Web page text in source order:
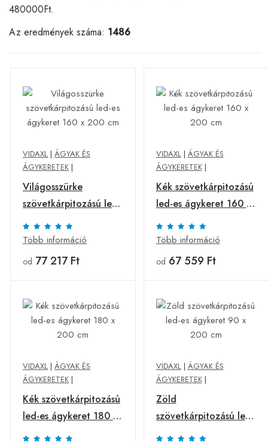
480000Ft.
Az eredmények száma: 1486
VIDAXL | ÁGYAK ÉS
ÁGYKERETEK |
Világosszürke
szövetkárpitozású led-
es ágykeret 160 x 200
cm
Több információ
od 77 217 Ft
VIDAXL| ÁGYAK ÉS
ÁGYKERETEK|
Kék szövetkárpitozású
led-es ágykeret 160 x
200 cm
Több információ
od 67 559 Ft
VIDAXL | ÁGYAK ÉS
ÁGYKERETEK |
Kék szövetkárpitozású
led-es ágykeret 180 x
200 cm
VIDAXL| ÁGYAK ÉS
ÁGYKERETEK|
Zöld
szövetkárpitozású led-
es ágykeret 90 x 200